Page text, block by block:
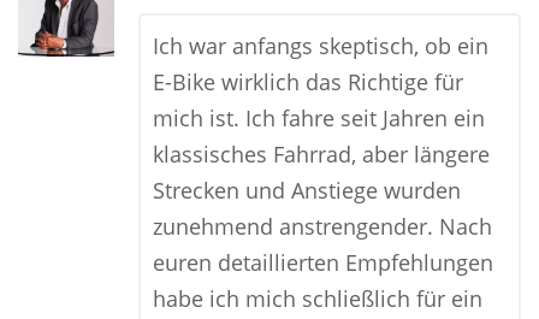
Ich war anfangs skeptisch, ob ein
E-Bike wirklich das Richtige für
mich ist. Ich fahre seit Jahren ein
klassisches Fahrrad, aber längere
Strecken und Anstiege wurden
zunehmend anstrengender. Nach
euren detaillierten Empfehlungen
habe ich mich schließlich für ein